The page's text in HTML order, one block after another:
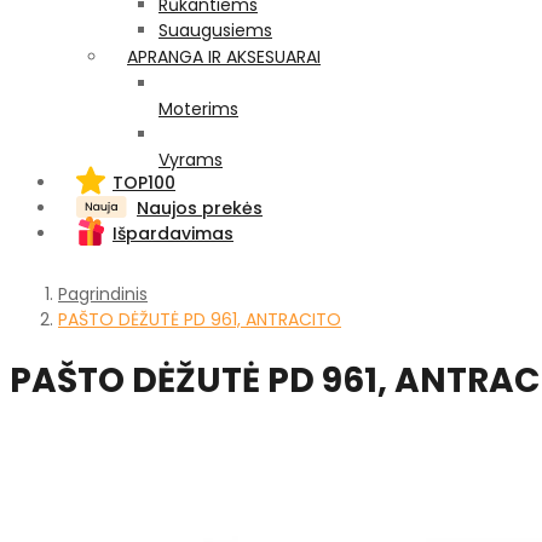
Rūkantiems
Suaugusiems
APRANGA IR AKSESUARAI
Moterims
Vyrams
TOP100
Naujos prekės
Išpardavimas
Pagrindinis
PAŠTO DĖŽUTĖ PD 961, ANTRACITO
PAŠTO DĖŽUTĖ PD 961,